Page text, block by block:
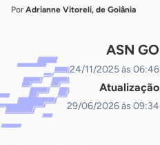
Por Adrianne Vitoreli, de Goiânia
ASN GO
24/11/2025 às 06:46
Atualização
29/06/2026 às 09:34